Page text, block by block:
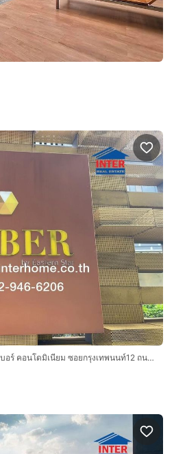
คอนโดมิเนียม 34.53 ตร.ม. แอมเบอร์ คอนโดมิเนียม ซอยกรุงเทพนนท์12 ถนนนครอินทร์ ถนนกรุงเทพ-นนทบุรี เมืองนนทบุรี นนทบุรี